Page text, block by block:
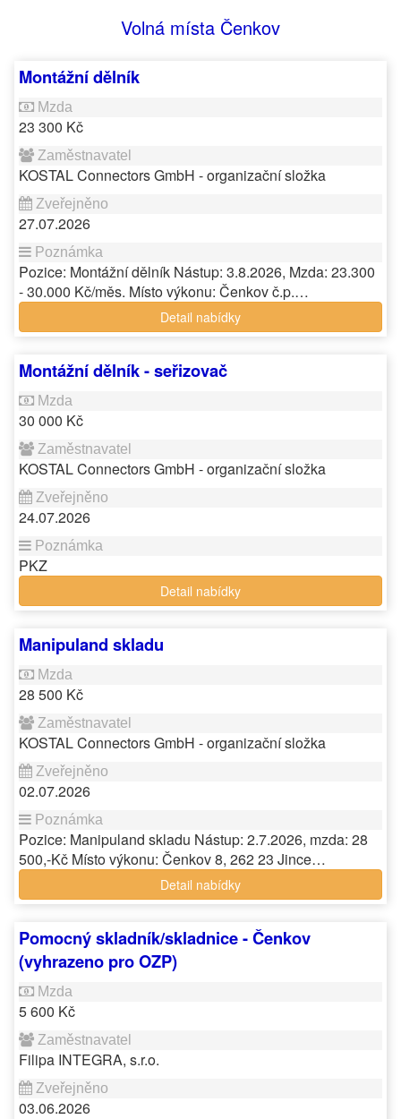
Volná místa Čenkov
Montážní dělník
23 300 Kč
KOSTAL Connectors GmbH - organizační složka
27.07.2026
Pozice: Montážní dělník Nástup: 3.8.2026, Mzda: 23.300
- 30.000 Kč/měs. Místo výkonu: Čenkov č.p.…
Detail nabídky
Montážní dělník - seřizovač
30 000 Kč
KOSTAL Connectors GmbH - organizační složka
24.07.2026
PKZ
Detail nabídky
Manipuland skladu
28 500 Kč
KOSTAL Connectors GmbH - organizační složka
02.07.2026
Pozice: Manipuland skladu Nástup: 2.7.2026, mzda: 28
500,-Kč Místo výkonu: Čenkov 8, 262 23 Jince…
Detail nabídky
Pomocný skladník/skladnice - Čenkov
(vyhrazeno pro OZP)
5 600 Kč
Filipa INTEGRA, s.r.o.
03.06.2026